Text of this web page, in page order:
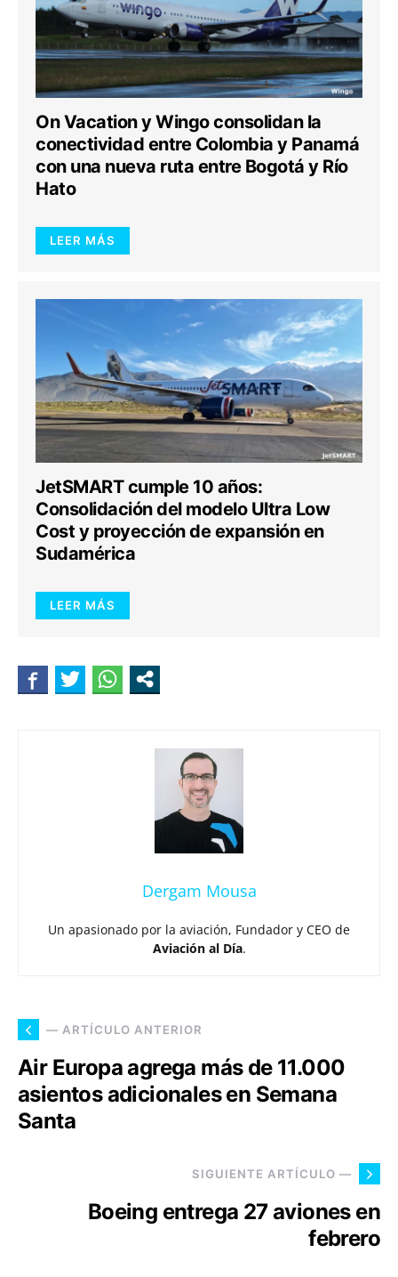
On Vacation y Wingo consolidan la
conectividad entre Colombia y Panamá
con una nueva ruta entre Bogotá y Río
Hato
LEER MÁS
JetSMART cumple 10 años:
Consolidación del modelo Ultra Low
Cost y proyección de expansión en
Sudamérica
LEER MÁS
Dergam Mousa
Un apasionado por la aviación, Fundador y CEO de
Aviación al Día.
— ARTÍCULO ANTERIOR
Air Europa agrega más de 11.000
asientos adicionales en Semana
Santa
SIGUIENTE ARTÍCULO —
Boeing entrega 27 aviones en
febrero